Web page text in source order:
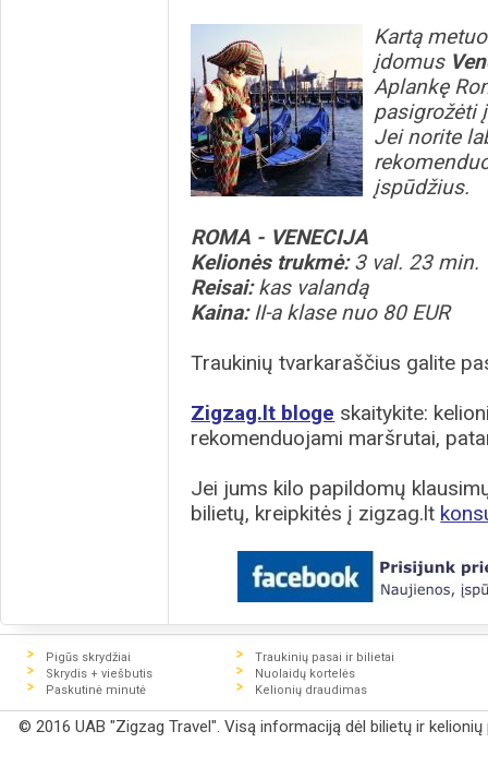
Kartą
įdomus
Aplankę
pasigrožėti
Jei norite
įspūdžius.
ROMA - VENECIJA
Kelionės trukmė:3 val. 23 min.
Reisai:kas valandą
Kaina:II-a klase nuo 80 EUR
Traukinių tvarkaraščius galite
Zigzag.lt bloge skaitykite:
rekomenduojami maršrutai,
Jei jums kilo papildomų
bilietų, kreipkitės į zigzag.lt
Pigūs skrydžiai
Skrydis + viešbutis
Paskutinė minutė
Traukinių pasai ir bilietai
Nuolaidų kortelės
Kelionių draudimas
© 2016 UAB "Zigzag Travel". Visą informaciją dėl bilietų ir